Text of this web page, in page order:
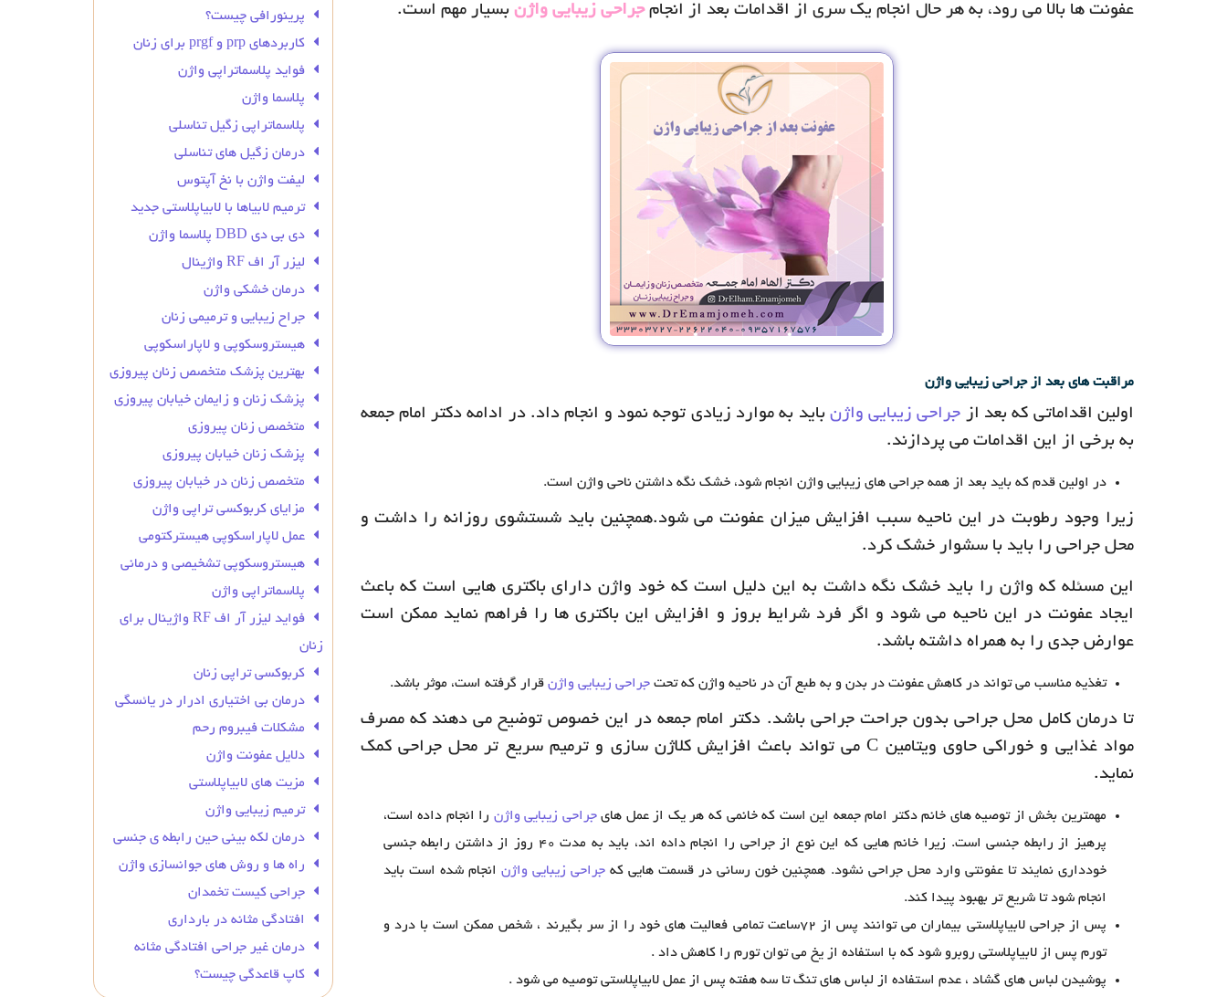
عفونت ها بالا می رود، به هر حال انجام یک سری از اقدامات بعد از انجام جراحی زیبایی واژن بسیار مهم است.
مراقبت های بعد از جراحی زیبایی واژن
اولین اقداماتی که بعد از جراحی زیبایی واژن باید به موارد زیادی توجه نمود و انجام داد. در ادامه دکتر امام جمعه
به برخی از این اقدامات می پردازند.
در اولین قدم که باید بعد از همه جراحی های زیبایی واژن انجام شود، خشک نگه داشتن ناحی واژن است.
زیرا وجود رطوبت در این ناحیه سبب افزایش میزان عفونت می شود.همچنین باید شستشوی روزانه را داشت و
محل جراحی را باید با سشوار خشک کرد.
این مسئله که واژن را باید خشک نگه داشت به این دلیل است که خود واژن دارای باکتری هایی است که باعث
ایجاد عفونت در این ناحیه می شود و اگر فرد شرایط بروز و افزایش این باکتری ها را فراهم نماید ممکن است
عوارض جدی را به همراه داشته باشد.
تغذیه مناسب می تواند در کاهش عفونت در بدن و به طبع آن در ناحیه واژن که تحت جراحی زیبایی واژن قرار گرفته است، موثر باشد.
تا درمان کامل محل جراحی بدون جراحت جراحی باشد. دکتر امام جمعه در این خصوص توضیح می دهند که مصرف
مواد غذایی و خوراکی حاوی ویتامین C می تواند باعث افزایش کلاژن سازی و ترمیم سریع تر محل جراحی کمک
نماید.
مهمترین بخش از توصیه های خانم دکتر امام جمعه این است که خانمی که هر یک از عمل هایجراحی زیبایی واژن را انجام داده است،
پرهیز از رابطه جنسی است. زیرا خانم هایی که این نوع از جراحی را انجام داده اند، باید به مدت 40 روز از داشتن رابطه جنسی
خودداری نمایند تا عفونتی وارد محل جراحی نشود. همچنین خون رسانی در قسمت هایی کهجراحی زیبایی واژن انجام شده است باید
انجام شود تا شریع تر بهبود پیدا کند.
پس از جراحی لابیاپلاستی بیماران می توانند پس از 72ساعت تمامی فعالیت های خود را از سر بگیرند ، شخص ممکن است با درد و
تورم پس از لابیاپلاستی روبرو شود که با استفاده از یخ می توان تورم را کاهش داد .
پوشیدن لباس های گشاد ، عدم استفاده از لباس های تنگ تا سه هفته پس از عمل لابیاپلاستی توصیه می شود .
پرینورافی چیست؟
کاربردهای prp و prgf برای زنان
فواید پلاسماتراپی واژن
پلاسما واژن
پلاسماتراپی زگیل تناسلی
درمان زگیل‌ های تناسلی
لیفت واژن با نخ آپتوس
ترمیم لابیاها با لابیاپلاستی جدید
دی بی دی DBD پلاسما واژن
لیزر آر اف RF واژینال
درمان خشکی واژن
جراح زیبایی و ترمیمی زنان
هیستروسکوپی و لاپاراسکوپی
بهترین پزشک متخصص زنان پیروزی
پزشک زنان و زایمان خیابان پیروزی
متخصص زنان پیروزی
پزشک زنان خیابان پیروزی
متخصص زنان در خیابان پیروزی
مزایای کربوکسی تراپی واژن
عمل لاپاراسکوپی هیسترکتومی
هیستروسکوپی تشخیصی و درمانی
پلاسماتراپی واژن
فواید لیزر آر اف RF واژینال برای
زنان
کربوکسی تراپی زنان
درمان بی‌ اختیاری ادرار در یائسگی
مشکلات فیبروم رحم
دلایل عفونت واژن
مزیت های لابیاپلاستی
ترمیم زیبایی واژن
درمان لکه بینی حین رابطه ی جنسی
راه ها و روش های جوانسازی واژن
جراحی کیست تخمدان
افتادگی مثانه در بارداری
درمان غیر جراحی افتادگی مثانه
کاپ قاعدگی چیست؟